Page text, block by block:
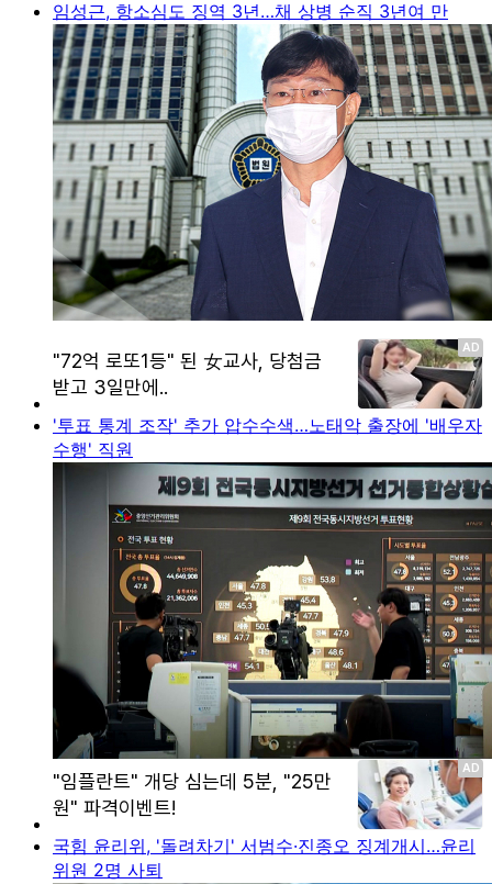
임성근, 항소심도 징역 3년…채 상병 순직 3년여 만
'투표 통계 조작' 추가 압수수색…노태악 출장에 '배우자
수행' 직원
국힘 윤리위, '돌려차기' 서범수·진종오 징계개시…윤리
위원 2명 사퇴